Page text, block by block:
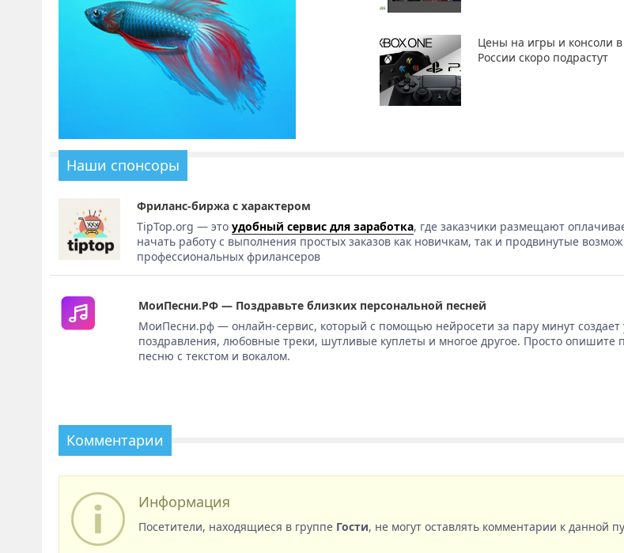
Цены на игры и консоли в
России скоро подрастут
Наши спонсоры
Фриланс-биржа с характером
TipTop.org — этоудобный сервис для заработка, где заказчики размещают
начать работу с выполнения простых заказов как новичкам, так и продвинутые
профессиональных фрилансеров
МоиПесни.РФ — Поздравьте близких персональной песней
МоиПесни.рф — онлайн-сервис, который с помощью нейросети за пару минут
поздравления, любовные треки, шутливые куплеты и многое другое. Просто опишите
песню с текстом и вокалом.
Комментарии
Информация
Посетители, находящиеся в группе Гости, не могут оставлять комментарии к данной